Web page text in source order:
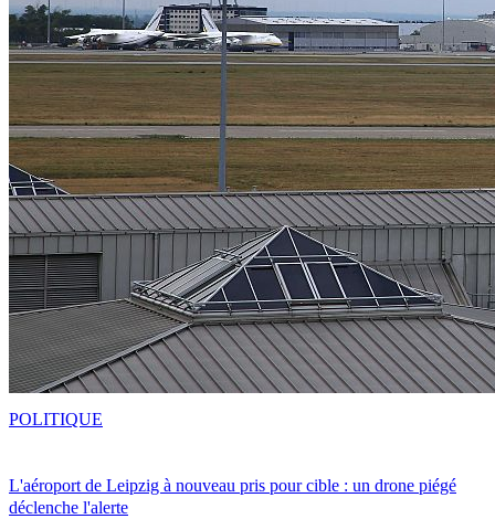
L'aéroport de Leipzig à nouveau pris pour cible : un drone piégé
déclenche l'alerte
POLITIQUE